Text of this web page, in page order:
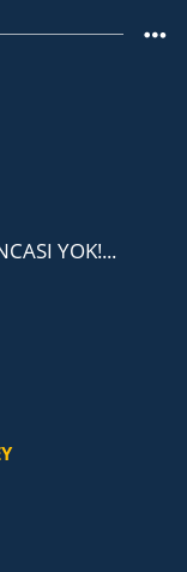
YOK!...